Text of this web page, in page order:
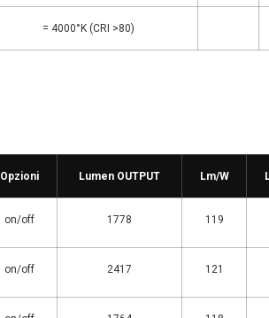
= 4000°K (CRI >80)
Opzioni Lumen OUTPUT Lm/W
on/off 1778 119
on/off 2417 121